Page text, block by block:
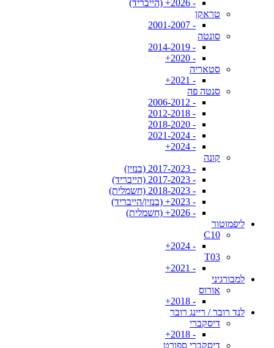
- 2026+ (הייבריד)
טראקן
- 2001-2007
סונטה
- 2014-2019
- 2020+
סטאריה
- 2021+
סנטה פה
- 2006-2012
- 2012-2018
- 2018-2020
- 2021-2024
- 2024+
קונה
- 2017-2023 (בנזין)
- 2017-2023 (הייבריד)
- 2018-2023 (חשמלית)
- 2023+ (בנזין/הייבריד)
- 2026+ (חשמלית)
ליפמוטור
C10
- 2024+
T03
- 2021+
למבורגיני
אורוס
- 2018+
לנד רובר / ריינג רובר
דיסקברי
- 2018+
דיסקברי ספורט